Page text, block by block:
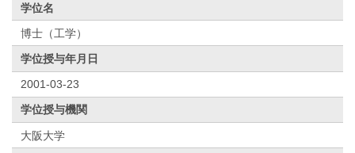
学位名
博士（工学）
学位授与年月日
2001-03-23
学位授与機関
大阪大学